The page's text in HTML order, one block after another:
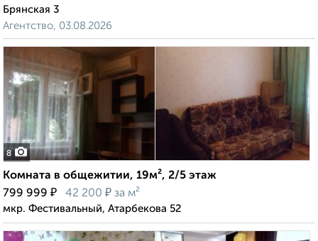
Брянская 3
Агентство, 03.08.2026
8
Комната в общежитии, 19м², 2/5 этаж
799 999 ₽ 42 200 ₽ за м²
мкр. Фестивальный, Атарбекова 52